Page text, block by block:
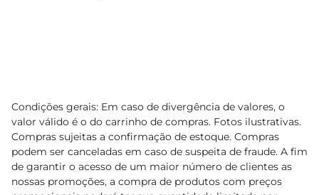
Condições gerais: Em caso de divergência de valores, o
valor válido é o do carrinho de compras. Fotos ilustrativas.
Compras sujeitas a confirmação de estoque. Compras
podem ser canceladas em caso de suspeita de fraude. A fim
de garantir o acesso de um maior número de clientes as
nossas promoções, a compra de produtos com preços